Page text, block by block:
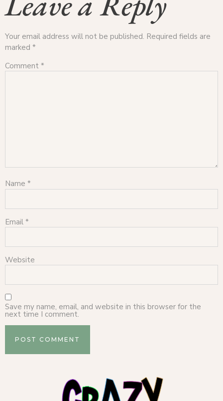
Your email address will not be published. Required fields are
marked *
Comment *
Name *
Email *
Website
Save my name, email, and website in this browser for the
next time I comment.